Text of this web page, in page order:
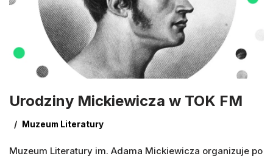
Urodziny Mickiewicza w TOK FM
Muzeum Literatury
Muzeum Literatury im. Adama Mickiewicza organizuje po